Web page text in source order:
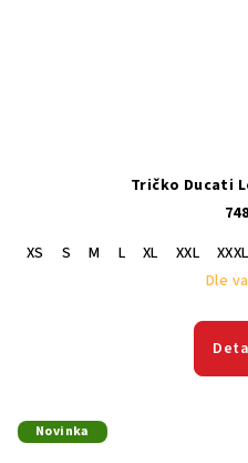
Tričko Ducati
XS
S M L XL XXL
XXXL
Dle
Novinka